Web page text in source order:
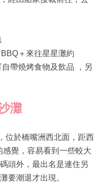
＋來往星星灘約
帶燒烤食物及飲品 ，另
灘
位於橋嘴洲西北面，距西
覺，容易看到一些較大
頭外，最出名是連住另
要潮退才出現。